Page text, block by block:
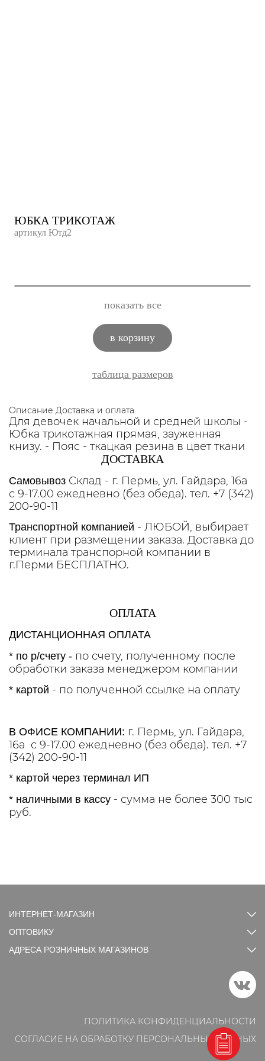
ЮБКА ТРИКОТАЖ
артикул Ютд2
показать все
в корзину
таблица размеров
Описание Доставка и оплата
Для девочек начальной и средней школы -
Юбка трикотажная прямая, зауженная
книзу. - Пояс - ткацкая резина в цвет ткани
ДОСТАВКА
Самовывоз Склад - г. Пермь, ул. Гайдара, 16а
с 9-17.00 ежедневно (без обеда). тел. +7 (342)
200-90-11
Транспортной компанией - ЛЮБОЙ, выбирает
клиент при размещении заказа. Доставка до
терминала транспорной компании в
г.Перми БЕСПЛАТНО.
ОПЛАТА
ДИСТАНЦИОННАЯ ОПЛАТА
* по р/счету - по счету, полученному после
обработки заказа менеджером компании
* картой - по полученной ссылке на оплату
В ОФИСЕ КОМПАНИИ: г. Пермь, ул. Гайдара,
16а с 9-17.00 ежедневно (без обеда). тел. +7
(342) 200-90-11
* картой через терминал ИП
* наличными в кассу - сумма не более 300 тыс
руб.
ИНТЕРНЕТ-МАГАЗИН
ОПТОВИКУ
АДРЕСА РОЗНИЧНЫХ МАГАЗИНОВ
ПОЛИТИКА КОНФИДЕНЦИАЛЬНОСТИ
СОГЛАСИЕ НА ОБРАБОТКУ ПЕРСОНАЛЬНЫХ ДАННЫХ